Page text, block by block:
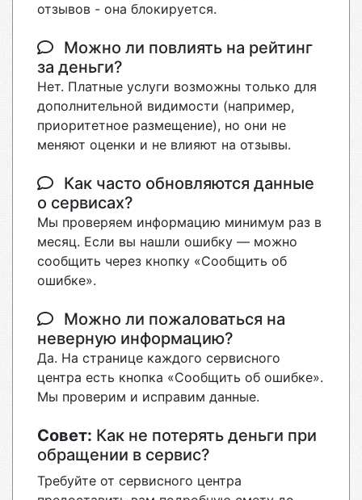
отзывов - она блокируется.
Можно ли повлиять на рейтинг
за деньги?
Нет. Платные услуги возможны только для
дополнительной видимости (например,
приоритетное размещение), но они не
меняют оценки и не влияют на отзывы.
Как часто обновляются данные
о сервисах?
Мы проверяем информацию минимум раз в
месяц. Если вы нашли ошибку — можно
сообщить через кнопку «Сообщить об
ошибке».
Можно ли пожаловаться на
неверную информацию?
Да. На странице каждого сервисного
центра есть кнопка «Сообщить об ошибке».
Мы проверим и исправим данные.
Совет: Как не потерять деньги при
обращении в сервис?
Требуйте от сервисного центра